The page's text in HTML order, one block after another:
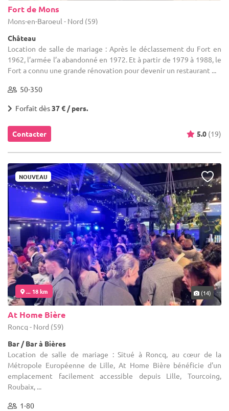
Fort de Mons
Mons-en-Baroeul - Nord (59)
Château
Location de salle de mariage : Après le déclassement du Fort en
1962, l’armée l’a abandonné en 1972. Et à partir de 1979 à 1988, le
Fort a connu une grande rénovation pour devenir un restaurant ...
50-350
Forfait dès37 € / pers.
Contacter 5.0 (19)
NOUVEAU
... 18 km (14)
At Home Bière
Roncq - Nord (59)
Bar / Bar à Bières
Location de salle de mariage : Situé à Roncq, au cœur de la
Métropole Européenne de Lille, At Home Bière bénéficie d'un
emplacement facilement accessible depuis Lille, Tourcoing,
Roubaix, ...
1-80